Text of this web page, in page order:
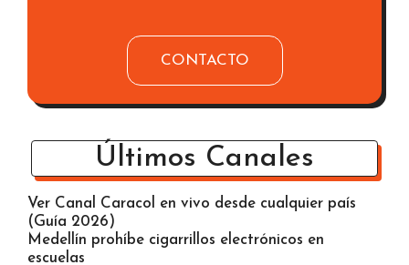
CONTACTO
Últimos Canales
Ver Canal Caracol en vivo desde cualquier país